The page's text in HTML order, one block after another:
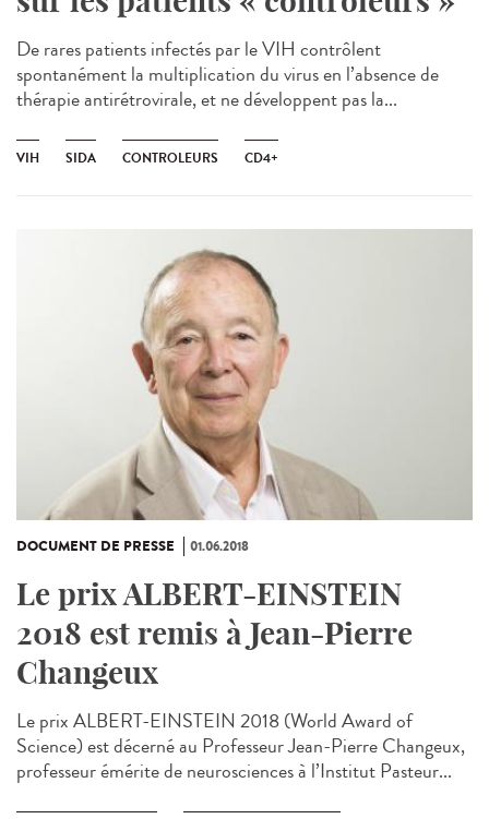
De rares patients infectés par le VIH contrôlent
spontanément la multiplication du virus en l’absence de
thérapie antirétrovirale, et ne développent pas la...
VIH SIDA CONTROLEURS CD4+
DOCUMENT DE PRESSE 01.06.2018
Le prix ALBERT-EINSTEIN
2018 est remis à Jean-Pierre
Changeux
Le prix ALBERT-EINSTEIN 2018 (World Award of
Science) est décerné au Professeur Jean-Pierre Changeux,
professeur émérite de neurosciences à l’Institut Pasteur...